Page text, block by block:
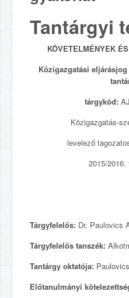
Tantárgyi
KÖVETELMÉNYEK
Közigazgatási
tárgykód:
Közigazgatás-
levelező
2015/
Tárgyfelelős: Dr. Paulovics
Tárgyfelelős tanszék:
Tantárgy oktatója:
Előtanulmányi